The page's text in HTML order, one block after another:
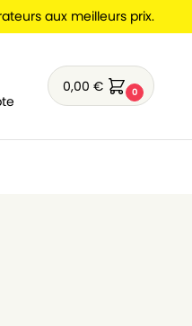
aux meilleurs prix.
0,00€ 0